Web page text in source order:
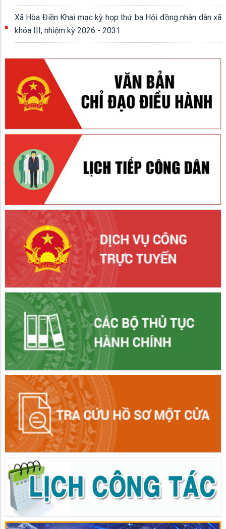
Xã Hòa Điền Khai mạc kỳ họp thứ ba Hội đồng nhân dân xã
khóa III, nhiệm kỳ 2026 - 2031